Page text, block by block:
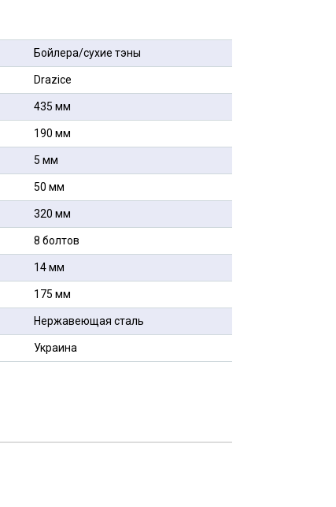
Бойлера/сухие тэны
Drazice
435 мм
190 мм
5 мм
50 мм
320 мм
8 болтов
14 мм
175 мм
Нержавеющая сталь
Украина